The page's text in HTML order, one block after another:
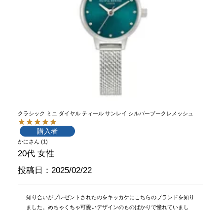
クラシック ミニ ダイヤル ティール サンレイ シルバーブークレメッシュ
購入者
かに 1
20代 女性
投稿日
2025/02/22
知り合いがプレゼントされたのをキッカケにこちらのブランドを知り
ました。めちゃくちゃ可愛いデザインのものばかりで憧れていまし